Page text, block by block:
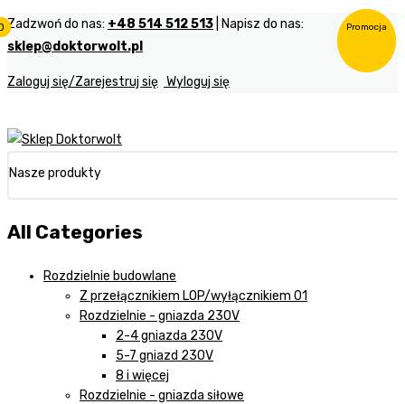
Zadzwoń do nas: +48 514 512 513 | Napisz do nas:
sklep@doktorwolt.pl
Zaloguj się/Zarejestruj się Wyloguj się
Nasze produkty
All Categories
Rozdzielnie budowlane
Z przełącznikiem LOP/wyłącznikiem 01
Rozdzielnie - gniazda 230V
2-4 gniazda 230V
5-7 gniazd 230V
8 i więcej
Rozdzielnie - gniazda siłowe
Promocja
Promocja